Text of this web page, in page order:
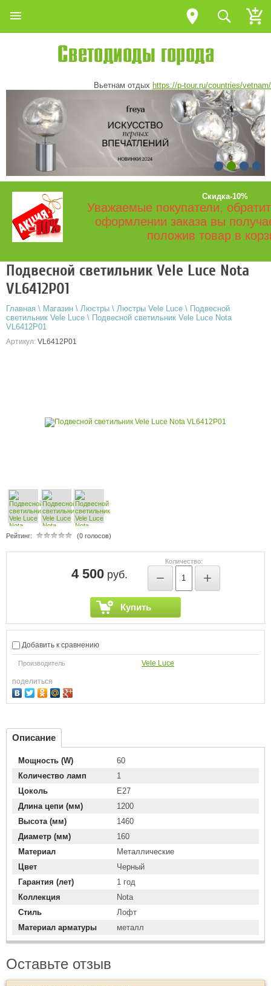
Вьетнам отдых https://p-tour.ru/countries/vetnam/
Скидка-10%
Уважаемые покупатели,
оформлении заказа вы
положив товар в
Подвесной светильник Vele Luce Nota
VL6412P01
Главная \ Магазин \ Люстры \ Люстры Vele Luce \ Подвесной
светильник Vele Luce \ Подвесной светильник Vele Luce Nota
VL6412P01
Артикул: VL6412P01
Рейтинг: (0 голосов)
4 500руб.
Количество:
− +
Купить
Добавить к сравнению
Производитель Vele Luce
поделиться
Описание
Мощность (W)
60
Количество ламп
1
Цоколь
E27
Длина цепи (мм)
1200
Высота (мм)
1460
Диаметр (мм)
160
Материал
Металлические
Цвет
Черный
Гарантия (лет)
1 год
Коллекция
Nota
Стиль
Лофт
Материал арматуры
металл
Оставьте отзыв